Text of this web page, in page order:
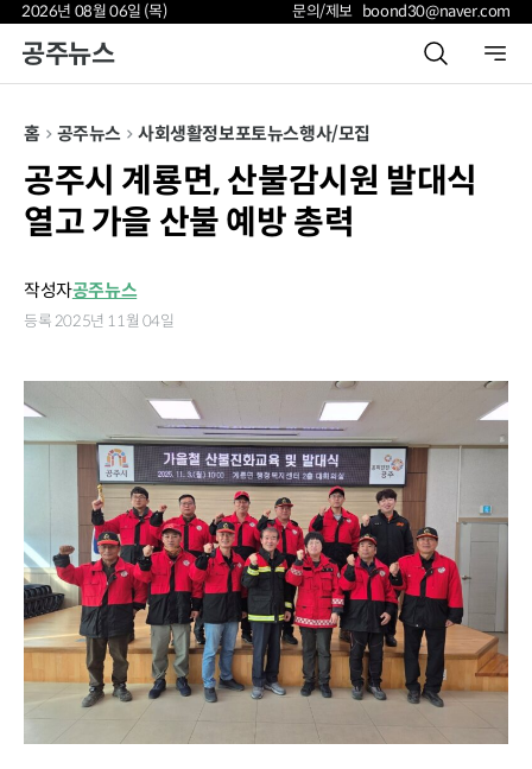
2026년 08월 06일 (목) 문의/제보 boond30@naver.com
공주뉴스
홈 공주뉴스 사회생활정보포토뉴스행사/모집
공주시 계룡면, 산불감시원 발대식
열고 가을 산불 예방 총력
작성자공주뉴스
등록 2025년 11월 04일